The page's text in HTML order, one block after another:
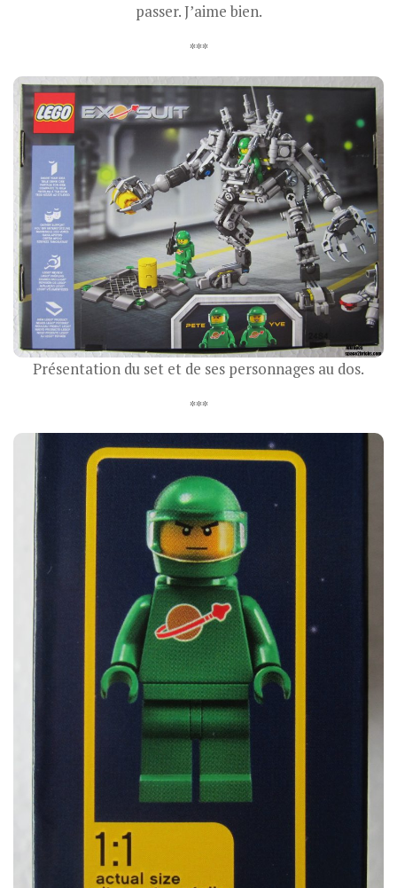
passer. J’aime bien.
***
Présentation du set et de ses personnages au dos.
***